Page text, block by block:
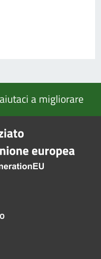
a migliorare